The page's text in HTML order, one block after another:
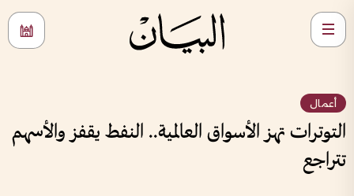
أعمال
التوترات تهز الأسواق العالمية.. النفط يقفز والأسهم
تتراجع